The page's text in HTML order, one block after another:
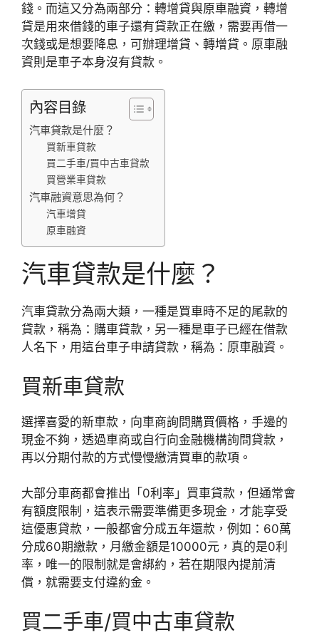
錢。而這又分為兩部分：轉增貸與原車融資，轉增
貸是用來借錢的車子還有貸款正在繳，需要再借一
次錢或是想要降息，可辦理增貸、轉增貸。原車融
資則是車子本身沒有貸款。
內容目錄
汽車貸款是什麼？
買新車貸款
買二手車/買中古車貸款
買營業車貸款
汽車融資意思為何？
汽車增貸
原車融資
汽車貸款是什麼？
汽車貸款分為兩大類，一種是買車時不足的尾款的
貸款，稱為：購車貸款，另一種是車子已經在借款
人名下，用這台車子申請貸款，稱為：原車融資。
買新車貸款
選擇喜愛的新車款，向車商詢問購買價格，手邊的
現金不夠，透過車商或自行向金融機構詢問貸款，
再以分期付款的方式慢慢繳清買車的款項。
大部分車商都會推出「0利率」買車貸款，但通常會
有額度限制，這表示需要準備更多現金，才能享受
這優惠貸款，一般都會分成五年還款，例如：60萬
分成60期繳款，月繳金額是10000元，真的是0利
率，唯一的限制就是會綁約，若在期限內提前清
償，就需要支付違約金。
買二手車/買中古車貸款